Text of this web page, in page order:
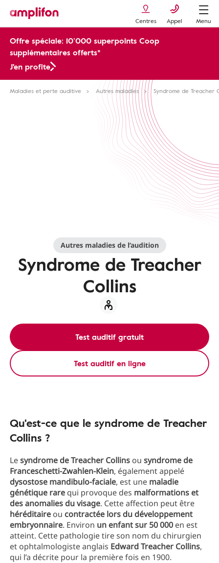
Centres Appel Menu
Offre spéciale: 10’000 superpoints Coop
supplémentaires offerts*
J'en profite
Maladies et perte auditive Autres maladies Syndrome de Treacher
Autres maladies de l’audition
Syndrome de Treacher
Collins
Test auditif gratuit
Test auditif en ligne
Qu'est-ce que le syndrome de Treacher
Collins ?
Lesyndrome de Treacher Collins ou syndrome de
Franceschetti-Zwahlen-Klein, également appelé
dysostose mandibulo-faciale, est une maladie
génétique rare qui provoque des malformations et
des anomalies du visage. Cette affection peut être
héréditaire ou contractée lors du développement
embryonnaire. Environ un enfant sur 50 000 en est
atteint. Cette pathologie tire son nom du chirurgien
et ophtalmologiste anglais Edward Treacher Collins,
qui l’a décrite pour la première fois en 1900.